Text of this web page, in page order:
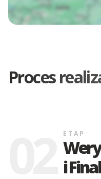
Proces
ETAP
i